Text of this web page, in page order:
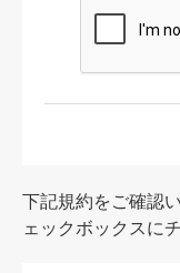
下記規約をご確認
ェックボックスに